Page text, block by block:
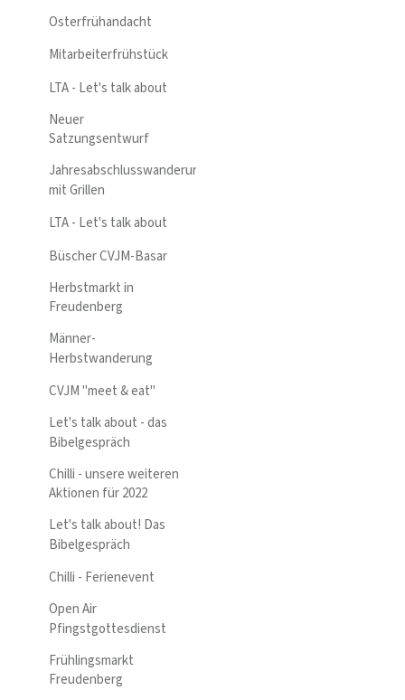
Osterfrühandacht
Mitarbeiterfrühstück
LTA - Let's talk about
Neuer
Satzungsentwurf
Jahresabschlusswanderung
mit Grillen
LTA - Let's talk about
Büscher CVJM-Basar
Herbstmarkt in
Freudenberg
Männer-
Herbstwanderung
CVJM "meet & eat"
Let's talk about - das
Bibelgespräch
Chilli - unsere weiteren
Aktionen für 2022
Let's talk about! Das
Bibelgespräch
Chilli - Ferienevent
Open Air
Pfingstgottesdienst
Frühlingsmarkt
Freudenberg